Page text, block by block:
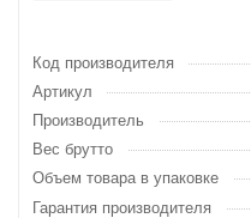
Код производителя
Артикул
Производитель
Вес брутто
Объем товара в упаковке
Гарантия производителя